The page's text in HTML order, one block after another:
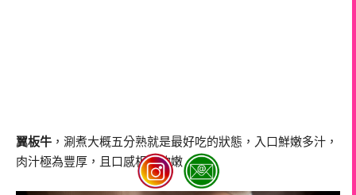
翼板牛 ，涮煮大概五分熟就是最好吃的狀態，入口鮮嫩多汁，
肉汁極為豐厚，且口感相當軟嫩